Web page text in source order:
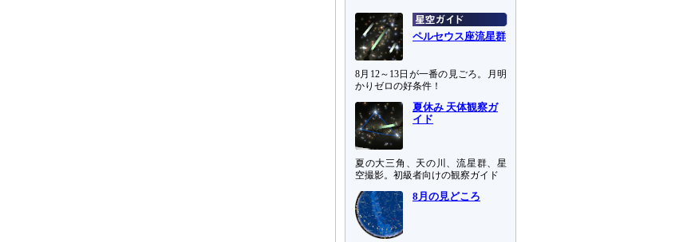
ペルセウス座流星群
8月12～13日が一番の見ごろ。月明
かりゼロの好条件！
夏休み 天体観察ガ
イド
夏の大三角、天の川、流星群、星
空撮影。初級者向けの観察ガイド
8月の見どころ